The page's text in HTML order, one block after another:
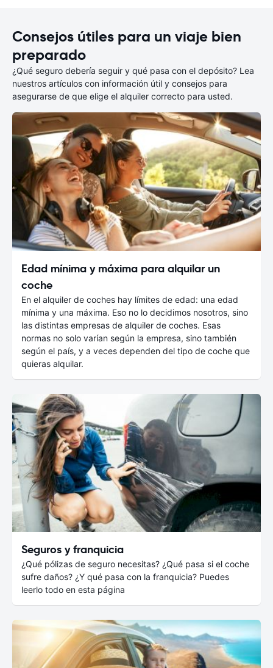
Consejos útiles para un viaje bien
preparado
¿Qué seguro debería seguir y qué pasa con el depósito? Lea
nuestros artículos con información útil y consejos para
asegurarse de que elige el alquiler correcto para usted.
Edad mínima y máxima para alquilar un
coche
En el alquiler de coches hay límites de edad: una edad
mínima y una máxima. Eso no lo decidimos nosotros, sino
las distintas empresas de alquiler de coches. Esas
normas no solo varían según la empresa, sino también
según el país, y a veces dependen del tipo de coche que
quieras alquilar.
Seguros y franquicia
¿Qué pólizas de seguro necesitas? ¿Qué pasa si el coche
sufre daños? ¿Y qué pasa con la franquicia? Puedes
leerlo todo en esta página